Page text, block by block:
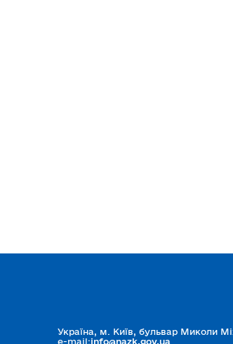
Україна, м. Київ, бульвар Миколи
e-mail:info@nazk.gov.ua